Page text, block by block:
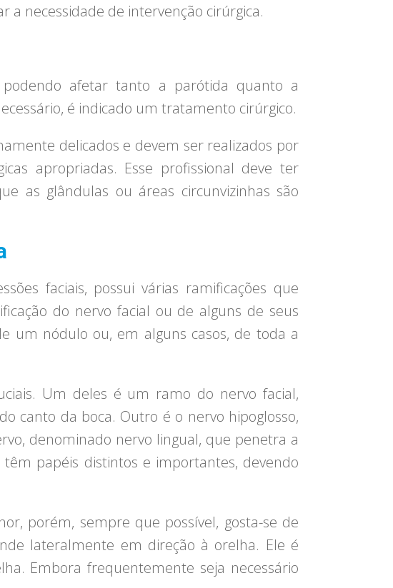
a necessidade de intervenção cirúrgica.
afetar tanto a parótida quanto a
é indicado um tratamento cirúrgico.
delicados e devem ser realizados por
apropriadas. Esse profissional deve ter
as glândulas ou áreas circunvizinhas são
faciais, possui várias ramificações que
do nervo facial ou de alguns de seus
um nódulo ou, em alguns casos, de toda a
Um deles é um ramo do nervo facial,
canto da boca. Outro é o nervo hipoglosso,
denominado nervo lingual, que penetra a
papéis distintos e importantes, devendo
porém, sempre que possível, gosta-se de
lateralmente em direção à orelha. Ele é
Embora frequentemente seja necessário